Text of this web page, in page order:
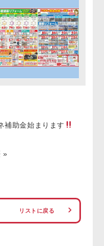
補助金始まります
»
リストに戻る